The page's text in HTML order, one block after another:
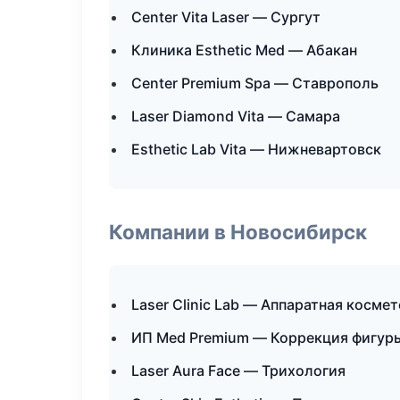
Center Vita Laser — Сургут
Клиника Esthetic Med — Абакан
Center Premium Spa — Ставрополь
Laser Diamond Vita — Самара
Esthetic Lab Vita — Нижневартовск
Компании в Новосибирск
Laser Clinic Lab — Аппаратная
ИП Med Premium — Коррекция
Laser Aura Face — Трихология